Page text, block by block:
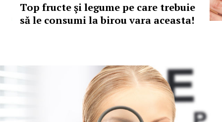
Top fructe şi legume pe care trebuie
să le consumi la birou vara aceasta!